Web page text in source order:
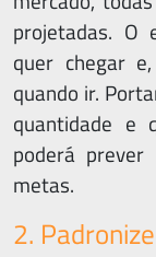
projetadas. O
quer chegar
quando ir.
quantidade e
poderá
metas.
2.